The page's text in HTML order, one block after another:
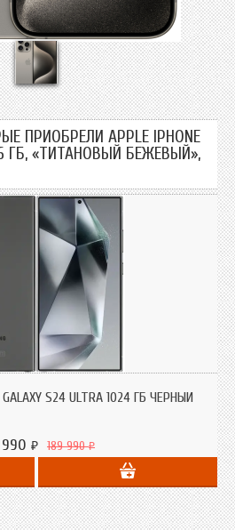
ПРИОБРЕЛИ APPLE IPHONE
ГБ, «ТИТАНОВЫЙ БЕЖЕВЫЙ»,
S24 ULTRA 1024 ГБ ЧЕРНЫЙ
990 ₽ 189 990₽